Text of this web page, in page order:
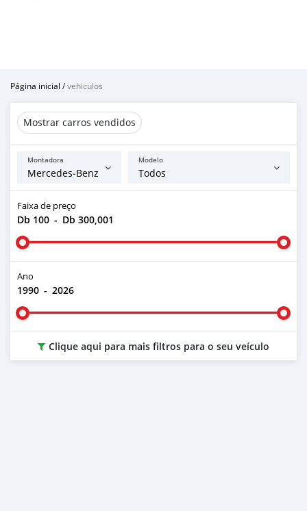
Página inicial /vehiculos
Mostrar carros vendidos
Montadora Modelo
Faixa de preço
Db 100 - Db 300,001
Ano
1990 - 2026
Clique aqui para mais filtros para o seu veículo